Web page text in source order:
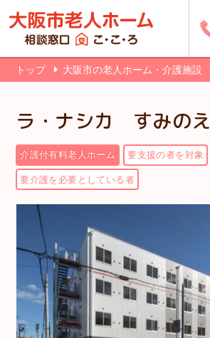
トップ 大阪市の老人ホーム・介護施設
ラ・ナシカ すみのえ
介護付有料老人ホーム 要支援の者を対象
要介護を必要としている者